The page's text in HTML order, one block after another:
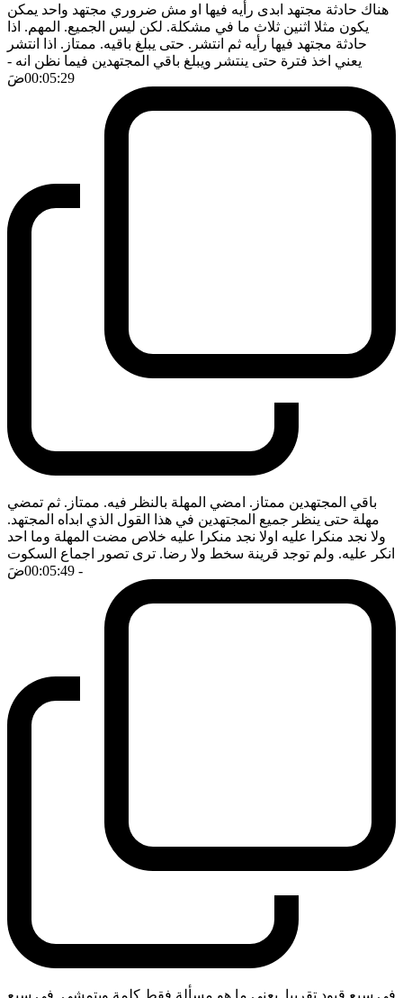
هناك حادثة مجتهد ابدى رأيه فيها او مش ضروري مجتهد واحد يمكن
يكون مثلا اثنين ثلاث ما في مشكلة. لكن ليس الجميع. المهم. اذا
حادثة مجتهد فيها رأيه ثم انتشر. حتى يبلغ باقيه. ممتاز. اذا انتشر
يعني اخذ فترة حتى ينتشر ويبلغ باقي المجتهدين فيما نظن انه -
00:05:29ضَ
باقي المجتهدين ممتاز. امضي المهلة بالنظر فيه. ممتاز. ثم تمضي
مهلة حتى ينظر جميع المجتهدين في هذا القول الذي ابداه المجتهد.
ولا نجد منكرا عليه اولا نجد منكرا عليه خلاص مضت المهلة وما احد
انكر عليه. ولم توجد قرينة سخط ولا رضا. ترى تصور اجماع السكوت
- 00:05:49
ضَ
في سبع قيود تقريبا. يعني ما هو مسألة فقط كلمة وبتمشي. في سبع